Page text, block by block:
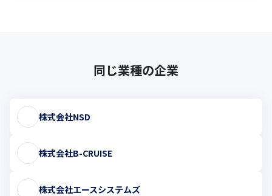
同じ業種の企業
株式会社NSD
株式会社B-CRUISE
株式会社エースシステムズ